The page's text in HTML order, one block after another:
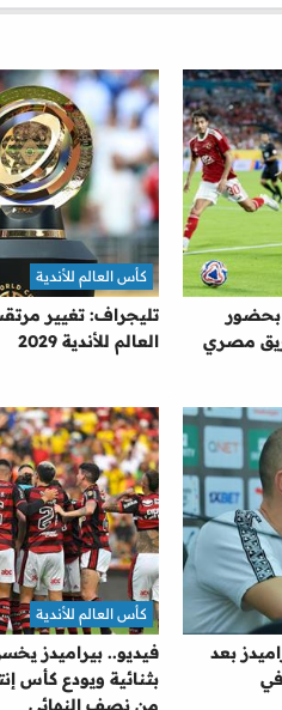
بحضور
مصري
تليجراف: تغيير
العالم للأندية 2029
كأس العالم للأندية
بعد
في
فيديو.. بيراميدز
بثنائية ويودع كأس
من نصف النهائي
كأس العالم للأندية